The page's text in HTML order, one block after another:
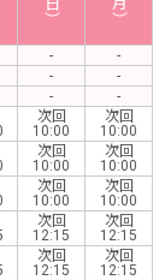
-
-
-
-
-
-
次回
10:00
次回
10:00
次回
10:00
次回
10:00
次回
10:00
次回
10:00
次回
12:15
次回
12:15
次回
12:15
次回
12:15